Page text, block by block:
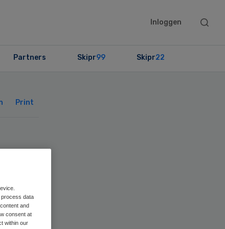
Inloggen
Search
Partners Skipr99 Skipr22
Print
process data
and
consent at
within our